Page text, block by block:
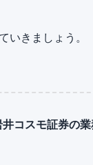
いきましょう。
井コスモ証券の業